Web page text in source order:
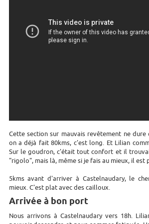
Cette section sur mauvais revêtement ne dure
on a déjà fait 80kms, c'est long. Et Lilian
Sur le goudron, c'était tout confort et il
"rigolo", mais là, même si je fais au mieux, il est
5kms avant d'arriver à Castelnaudary, le
mieux. C'est plat avec des cailloux.
Arrivée à bon port
Nous arrivons à Castelnaudary vers 18h.